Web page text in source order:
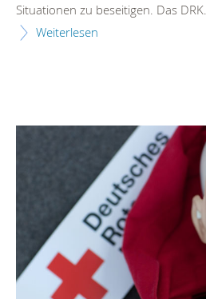
Situationen zu beseitigen. Das DRK...
Weiterlesen